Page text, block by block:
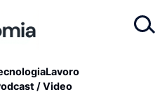
Lavoro
/ Video